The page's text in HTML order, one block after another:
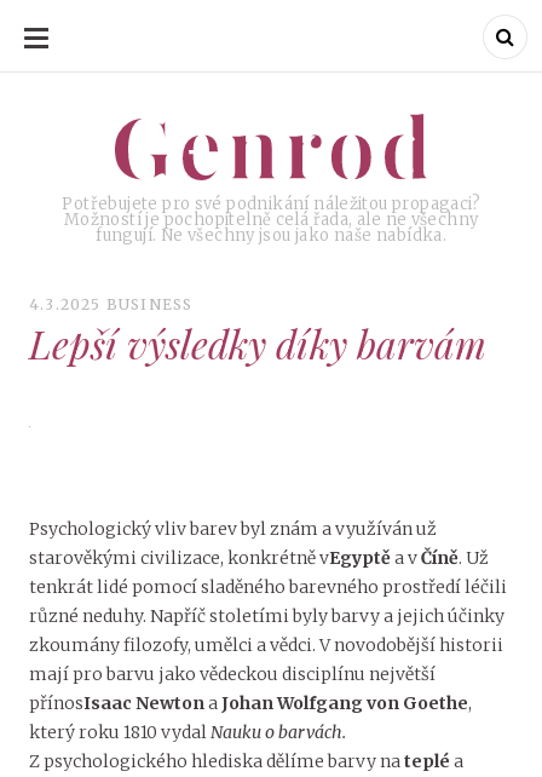
SKIP
CONTENT
Genrod
Potřebujete pro své podnikání náležitou propagaci?
Možností je pochopitelně celá řada, ale ne všechny
fungují. Ne všechny jsou jako naše nabídka.
Genrod
4.3.2025 BUSINESS
Lepší výsledky díky barvám
Psychologický vliv barev byl znám a využíván už
starověkými civilizace, konkrétně vEgyptě a vČíně. Už
tenkrát lidé pomocí sladěného barevného prostředí léčili
různé neduhy. Napříč stoletími byly barvy a jejich účinky
zkoumány filozofy, umělci a vědci. V novodobější historii
mají pro barvu jako vědeckou disciplínu největší
přínosIsaac NewtonaJohan Wolfgang von Goethe,
který roku 1810 vydalNauku o barvách.
Z psychologického hlediska dělíme barvy nateplé a